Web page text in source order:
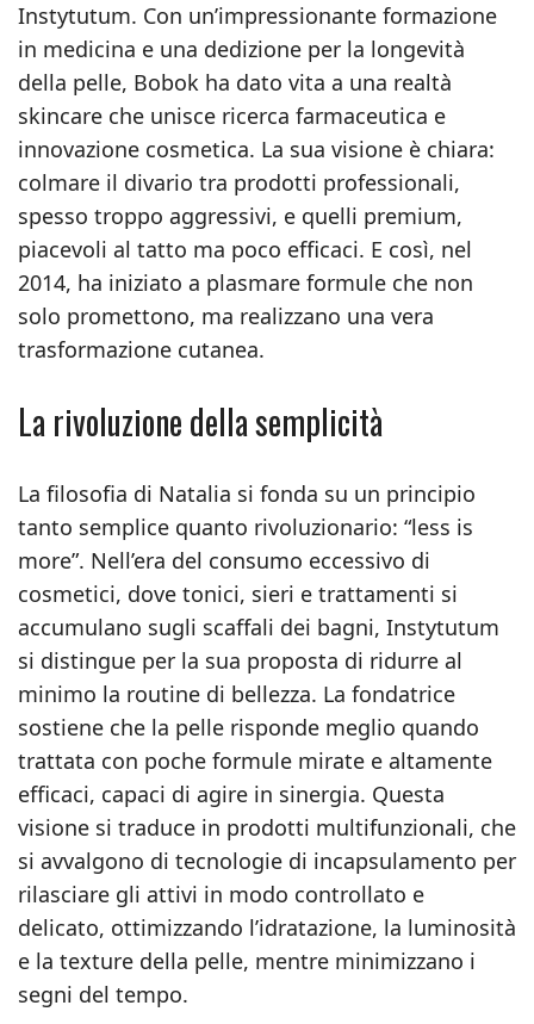
Instytutum. Con un’impressionante formazione
in medicina e una dedizione per la longevità
della pelle, Bobok ha dato vita a una realtà
skincare che unisce ricerca farmaceutica e
innovazione cosmetica. La sua visione è chiara:
colmare il divario tra prodotti professionali,
spesso troppo aggressivi, e quelli premium,
piacevoli al tatto ma poco efficaci. E così, nel
2014, ha iniziato a plasmare formule che non
solo promettono, ma realizzano una vera
trasformazione cutanea.
La rivoluzione della semplicità
La filosofia di Natalia si fonda su un principio
tanto semplice quanto rivoluzionario: “less is
more”. Nell’era del consumo eccessivo di
cosmetici, dove tonici, sieri e trattamenti si
accumulano sugli scaffali dei bagni, Instytutum
si distingue per la sua proposta di ridurre al
minimo la routine di bellezza. La fondatrice
sostiene che la pelle risponde meglio quando
trattata con poche formule mirate e altamente
efficaci, capaci di agire in sinergia. Questa
visione si traduce in prodotti multifunzionali, che
si avvalgono di tecnologie di incapsulamento per
rilasciare gli attivi in modo controllato e
delicato, ottimizzando l’idratazione, la luminosità
e la texture della pelle, mentre minimizzano i
segni del tempo.